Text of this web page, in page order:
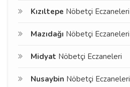
Kızıltepe Nöbetçi Eczaneleri
Mazıdağı Nöbetçi Eczaneleri
Midyat Nöbetçi Eczaneleri
Nusaybin Nöbetçi Eczaneleri